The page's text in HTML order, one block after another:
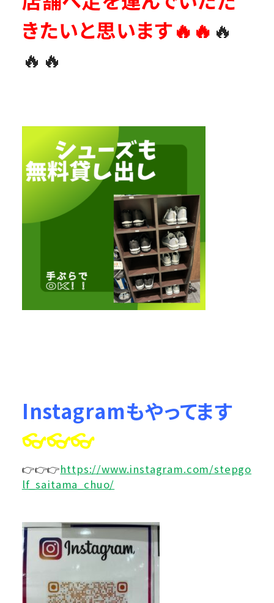
きたいと思います🔥🔥 🔥
🔥🔥
Instagramもやってます
👓👓👓
👉👉👉https://www.instagram.com/stepgo
lf_saitama_chuo/